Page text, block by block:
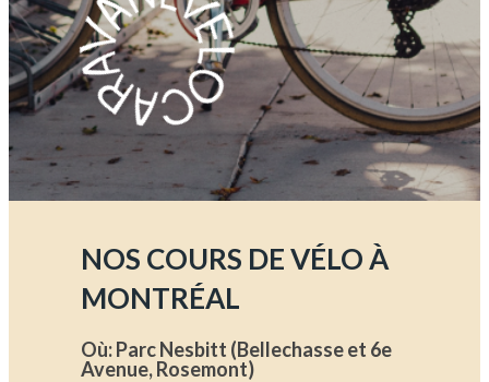
NOS COURS DE VÉLO À
MONTRÉAL
Où: Parc Nesbitt (Bellechasse et 6e
Avenue, Rosemont)